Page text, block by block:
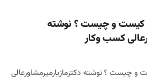
کیست و چیست ؟ نوشته
کسب وکار
چیست ؟ نوشته دکترمازیارمیرمشاورعالی